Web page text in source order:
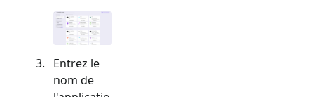
Entrez le
nom de